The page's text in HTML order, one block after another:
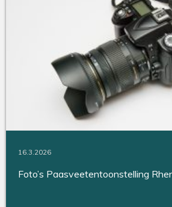
16.3.2026
Foto’s Paasveetentoonstelling